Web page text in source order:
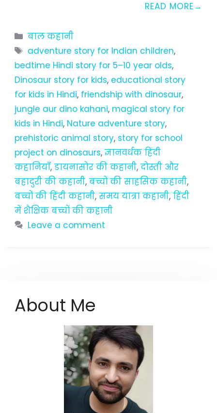
READ MORE
Categories
बाल कहानी
Tags
adventure story for Indian children,
bedtime Hindi story for 5–10 year olds,
Dinosaur story for kids, educational story
for kids in Hindi, friendship with dinosaur,
jungle aur dino kahani, magical story for
kids in Hindi, Nature adventure story,
prehistoric animal story, story for school
project on dinosaurs, ज्ञानवर्धक हिंदी
कहानियाँ, डायनासोर की कहानी, दोस्ती और
बहादुरी की कहानी, बच्चों की साहसिक कहानी,
बच्चों की हिंदी कहानी, समय यात्रा कहानी, हिंदी
में शैक्षिक बच्चों की कहानी
Leave a comment
About Me